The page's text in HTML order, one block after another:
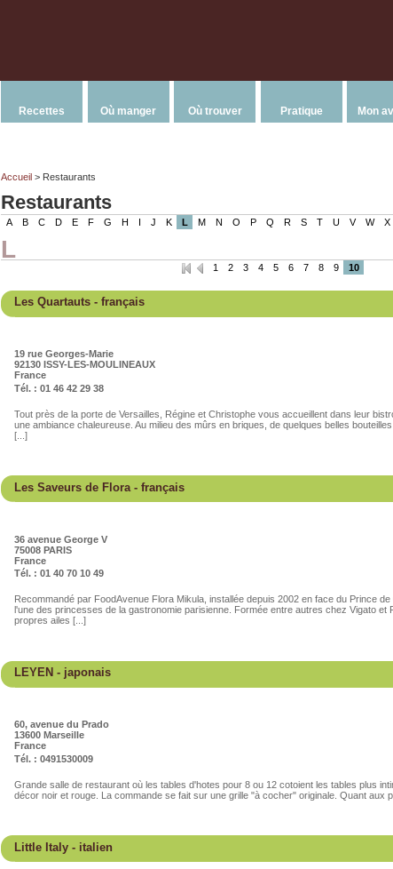
Recettes Où manger Où trouver Pratique Mon
Accueil > Restaurants
Restaurants
A B C D E F G H I J K L M N O P Q R S T U V W X
L
1 2 3 4 5 6 7 8 9 10
Les Quartauts - français
19 rue Georges-Marie
92130 ISSY-LES-MOULINEAUX
France
Tél. : 01 46 42 29 38
Tout près de la porte de Versailles, Régine et Christophe vous accueillent dans leur
une ambiance chaleureuse. Au milieu des mûrs en briques, de quelques belles
[...]
Les Saveurs de Flora - français
36 avenue George V
75008 PARIS
France
Tél. : 01 40 70 10 49
Recommandé par FoodAvenue Flora Mikula, installée depuis 2002 en face du Prince
l'une des princesses de la gastronomie parisienne. Formée entre autres chez Vigato et
propres ailes [...]
LEYEN - japonais
60, avenue du Prado
13600 Marseille
France
Tél. : 0491530009
Grande salle de restaurant où les tables d'hotes pour 8 ou 12 cotoient les tables plus
décor noir et rouge. La commande se fait sur une grille "à cocher" originale. Quant aux
Little Italy - italien